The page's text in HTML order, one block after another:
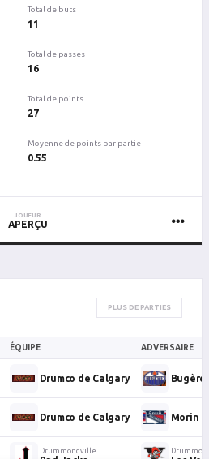
Total de buts
11
Total de passes
16
Total de points
27
Moyenne de points par partie
0.55
JOUEUR
APERÇU
PLUS DE PARTIES
ÉQUIPE ADVERSAIRE
Drumco de Calgary Bugère
Drumco de Calgary Morin
Drummondville